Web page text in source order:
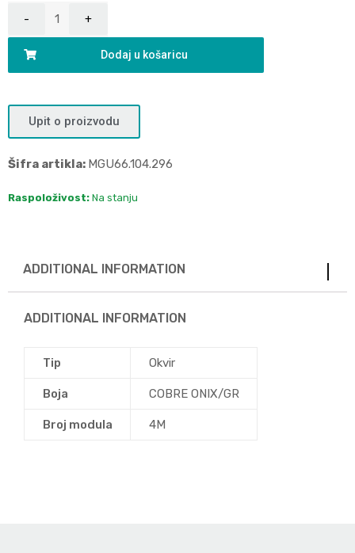
Dodaj u košaricu
Upit o proizvodu
Šifra artikla: MGU66.104.296
Raspoloživost: Na stanju
ADDITIONAL INFORMATION
ADDITIONAL INFORMATION
Tip Okvir
Boja COBRE ONIX/GR
Broj modula 4M